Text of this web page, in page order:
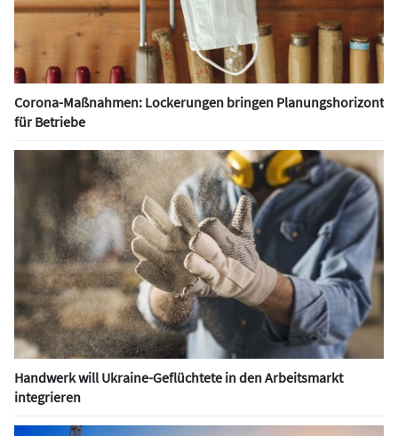
Corona-Maßnahmen: Lockerungen bringen Planungshorizont
für Betriebe
Handwerk will Ukraine-Geflüchtete in den Arbeitsmarkt
integrieren